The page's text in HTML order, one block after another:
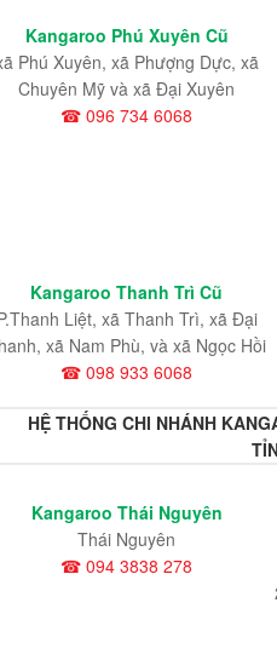
Kangaroo Phú Xuyên Cũ
Phú Xuyên, xã Phượng Dực, xã
Chuyên Mỹ và xã Đại Xuyên
☎ 096 734 6068
Kangaroo Thanh Trì Cũ
Liệt, xã Thanh Trì, xã Đại
xã Nam Phù, và xã Ngọc Hồi
☎ 098 933 6068
HỆ THỐNG CHI NHÁNH
Kangaroo Thái Nguyên
Thái Nguyên
☎ 094 3838 278